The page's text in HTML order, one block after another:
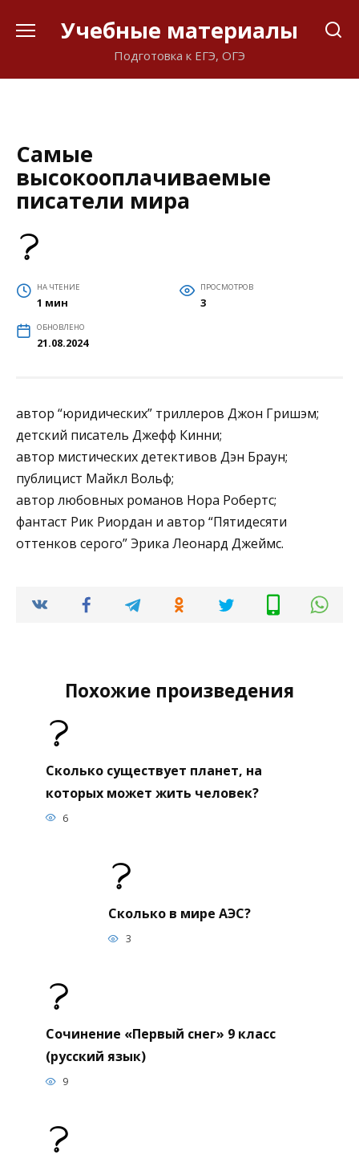
Учебные материалы
Подготовка к ЕГЭ, ОГЭ
Самые
высокооплачиваемые
писатели мира
НА ЧТЕНИЕ
1 мин
ПРОСМОТРОВ
3
ОБНОВЛЕНО
21.08.2024
автор “юридических” триллеров Джон Гришэм;
детский писатель Джефф Кинни;
автор мистических детективов Дэн Браун;
публицист Майкл Вольф;
автор любовных романов Нора Робертс;
фантаст Рик Риордан и автор “Пятидесяти
оттенков серого” Эрика Леонард Джеймс.
Похожие произведения
Сколько существует планет, на
которых может жить человек?
6
Сколько в мире АЭС?
3
Сочинение «Первый снег» 9 класс
(русский язык)
9